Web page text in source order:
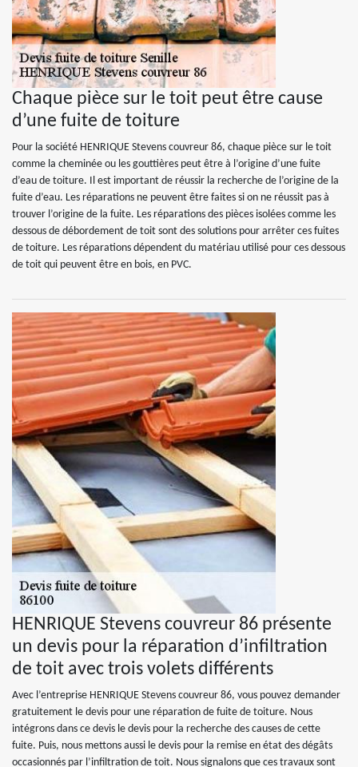
Chaque pièce sur le toit peut être cause
d’une fuite de toiture
Pour la société HENRIQUE Stevens couvreur 86, chaque pièce sur le toit
comme la cheminée ou les gouttières peut être à l’origine d’une fuite
d’eau de toiture. Il est important de réussir la recherche de l’origine de la
fuite d’eau. Les réparations ne peuvent être faites si on ne réussit pas à
trouver l’origine de la fuite. Les réparations des pièces isolées comme les
dessous de débordement de toit sont des solutions pour arrêter ces fuites
de toiture. Les réparations dépendent du matériau utilisé pour ces dessous
de toit qui peuvent être en bois, en PVC.
HENRIQUE Stevens couvreur 86 présente
un devis pour la réparation d’infiltration
de toit avec trois volets différents
Avec l’entreprise HENRIQUE Stevens couvreur 86, vous pouvez demander
gratuitement le devis pour une réparation de fuite de toiture. Nous
intégrons dans ce devis le devis pour la recherche des causes de cette
fuite. Puis, nous mettons aussi le devis pour la remise en état des dégâts
occasionnés par l’infiltration de toit. Nous signalons que ces travaux sont